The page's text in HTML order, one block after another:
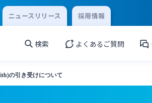
ニュースリリース 採用情報
検索 よくあるご質問
の引き受けについて